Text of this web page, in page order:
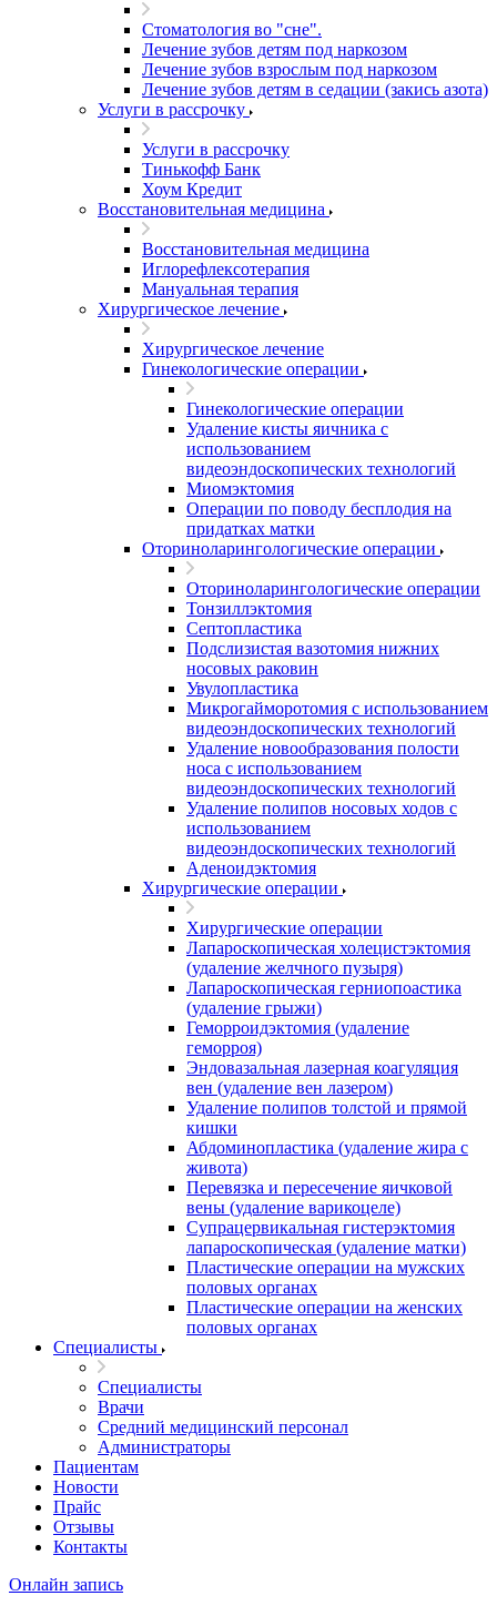
Стоматология во "сне".
Лечение зубов детям под наркозом
Лечение зубов взрослым под наркозом
Лечение зубов детям в седации (закись азота)
Услуги в рассрочку
Услуги в рассрочку
Тинькофф Банк
Хоум Кредит
Восстановительная медицина
Восстановительная медицина
Иглорефлексотерапия
Мануальная терапия
Хирургическое лечение
Хирургическое лечение
Гинекологические операции
Гинекологические операции
Удаление кисты яичника с
использованием
видеоэндоскопических технологий
Миомэктомия
Операции по поводу бесплодия на
придатках матки
Оториноларингологические операции
Оториноларингологические операции
Тонзиллэктомия
Септопластика
Подслизистая вазотомия нижних
носовых раковин
Увулопластика
Микрогайморотомия с использованием
видеоэндоскопических технологий
Удаление новообразования полости
носа с использованием
видеоэндоскопических технологий
Удаление полипов носовых ходов с
использованием
видеоэндоскопических технологий
Аденоидэктомия
Хирургические операции
Хирургические операции
Лапароскопическая холецистэктомия
(удаление желчного пузыря)
Лапароскопическая герниопоастика
(удаление грыжи)
Геморроидэктомия (удаление
геморроя)
Эндовазальная лазерная коагуляция
вен (удаление вен лазером)
Удаление полипов толстой и прямой
кишки
Абдоминопластика (удаление жира с
живота)
Перевязка и пересечение яичковой
вены (удаление варикоцеле)
Супрацервикальная гистерэктомия
лапароскопическая (удаление матки)
Пластические операции на мужских
половых органах
Пластические операции на женских
половых органах
Специалисты
Специалисты
Врачи
Средний медицинский персонал
Администраторы
Пациентам
Новости
Прайс
Отзывы
Контакты
Онлайн запись